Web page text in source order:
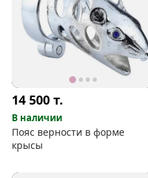
14 500т.
В наличии
Пояс верности в форме
крысы